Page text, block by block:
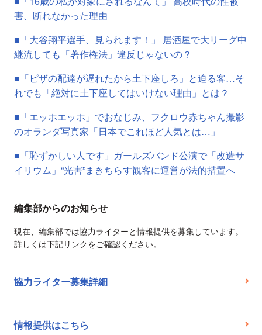
害、断れなかった理由
■「大谷翔平選手、見られます！」 居酒屋で大リーグ中
継流しても「著作権法」違反じゃないの？
■「ピザの配達が遅れたから土下座しろ」と迫る客…そ
れでも「絶対に土下座してはいけない理由」とは？
■「エッホエッホ」でおなじみ、フクロウ赤ちゃん撮影
のオランダ写真家「日本でこれほど人気とは…」
■「恥ずかしい人です」ガールズバンド公演で「改造サ
イリウム」“光害”まきちらす観客に運営が法的措置へ
編集部からのお知らせ
現在、編集部では協力ライターと情報提供を募集しています。
詳しくは下記リンクをご確認ください。
協力ライター募集詳細
情報提供はこちら